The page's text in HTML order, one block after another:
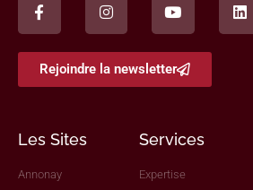
Rejoindre la newsletter
Les Sites
Annonay
Services
Expertise